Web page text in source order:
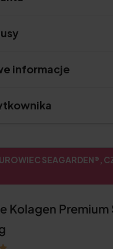
informacje
SEAGARDEN®,
Kolagen Premium